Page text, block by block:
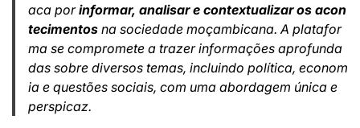
aca porinformar, analisar e contextualizar os acon
tecimentos na sociedade moçambicana. A platafor
ma se compromete a trazer informações aprofunda
das sobre diversos temas, incluindo política, econom
ia e questões sociais, com uma abordagem única e
perspicaz.